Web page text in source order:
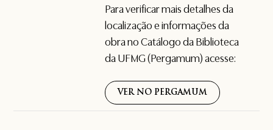
Para verificar mais detalhes da
localização e informações da
obra no Catálogo da Biblioteca
da UFMG (Pergamum) acesse:
VER NO PERGAMUM